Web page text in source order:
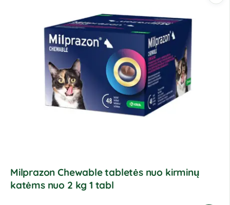
Milprazon Chewable tabletės nuo kirminų
katėms nuo 2 kg 1 tabl